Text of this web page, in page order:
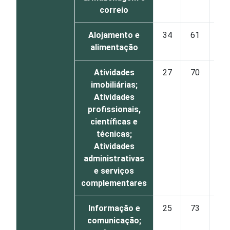
correio
Alojamento e
alimentação
34 61
Atividades
imobiliárias;
Atividades
profissionais,
científicas e
técnicas;
Atividades
administrativas
e serviços
complementares
27 70
Informação e
comunicação;
25 73